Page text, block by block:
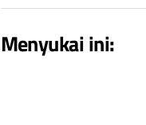
Menyukai ini: